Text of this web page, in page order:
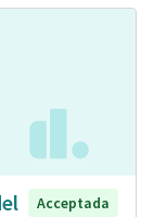
Acceptada